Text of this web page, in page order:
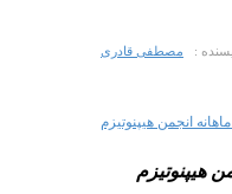
: مصطفی قادری
هیپنوتیزم